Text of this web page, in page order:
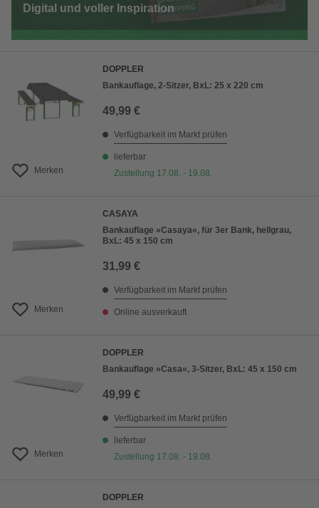
Digital und voller Inspiration
Merken
DOPPLER
Bankauflage, 2-Sitzer, BxL: 25 x 220 cm
49,99 €
Verfügbarkeit im Markt prüfen
lieferbar
Zustellung 17.08. - 19.08.
Merken
CASAYA
Bankauflage »Casaya«, für 3er Bank, hellgrau,
BxL: 45 x 150 cm
31,99 €
Verfügbarkeit im Markt prüfen
Online ausverkauft
Merken
DOPPLER
Bankauflage »Casa«, 3-Sitzer, BxL: 45 x 150 cm
49,99 €
Verfügbarkeit im Markt prüfen
lieferbar
Zustellung 17.08. - 19.08.
DOPPLER